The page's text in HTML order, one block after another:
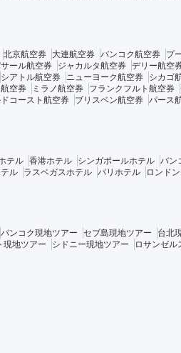
北京航空券 大連航空券 バンコク航空券 プ
ール航空券 ジャカルタ航空券 デリー航空
シアトル航空券 ニューヨーク航空券 シカゴ
空券 ミラノ航空券 フランクフルト航空券
コースト航空券 ブリスベン航空券 パース
テル 香港ホテル シンガポールホテル バン
ル ラスベガスホテル パリホテル ロンド
バンコク現地ツアー セブ島現地ツアー 台北
現地ツアー シドニー現地ツアー ロサンゼル